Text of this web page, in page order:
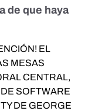
de que haya
EL
MESAS
CENTRAL,
SOFTWARE
DE GEORGE